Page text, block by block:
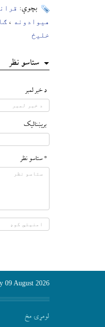
بچوې:
هیوادونه ،
خلیځ
ستاسو نظر
د خبر لمبر
بريښناليک
* ستاسو نظر
09 August 2026
لومړۍ مخ